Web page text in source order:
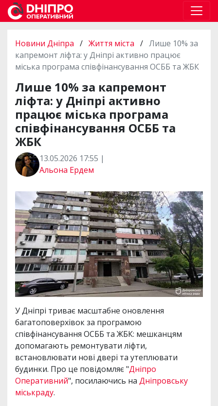
Новини Дніпра / Життя міста / Лише 10% за
капремонт ліфта: у Дніпрі активно працює
міська програма співфінансування ОСББ та ЖБК
Лише 10% за капремонт
ліфта: у Дніпрі активно
працює міська програма
співфінансування ОСББ та
ЖБК
13.05.2026 17:55 |
Альона Ердем
У Дніпрі триває масштабне оновлення
багатоповерхівок за програмою
співфінансування ОСББ та ЖБК: мешканцям
допомагають ремонтувати ліфти,
встановлювати нові двері та утеплювати
будинки. Про це повідомляє "Дніпро
Оперативний", посилаючись на Дніпровську
міськраду.